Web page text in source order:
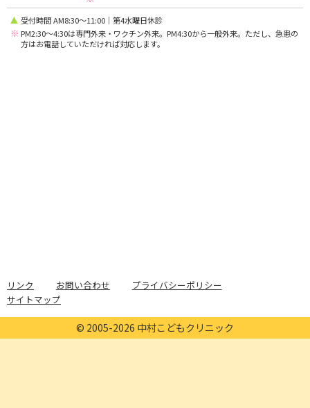
受付時間 AM8:30〜11:00｜第4水曜日休診
※ PM2:30〜4:30は専門外来・ワクチン外来。PM4:30から一般外来。ただし、急患の
方はお電話していただければ対応します。
リンク お問い合わせ
プライバシーポリシー
サイトマップ
© 2005-2026 中村こどもクリニック